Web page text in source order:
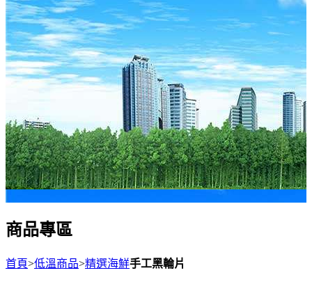
商品專區
首頁>低溫商品>精選海鮮手工黑輪片